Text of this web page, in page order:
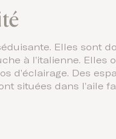
Elles sont
à l’italienne. Elles
d’éclairage. Des
situées dans l’aile